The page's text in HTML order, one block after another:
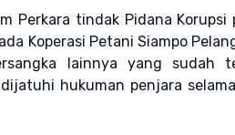
Perkara tindak Pidana Korupsi
Koperasi Petani Siampo
lainnya yang sudah
hukuman penjara